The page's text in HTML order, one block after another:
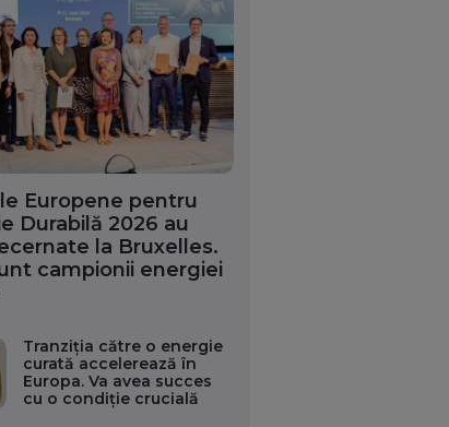
Europene pentru
Durabilă 2026 au
la Bruxelles.
campionii energiei
Tranziția către o energie
curată accelerează în
Europa. Va avea succes
cu o condiție crucială